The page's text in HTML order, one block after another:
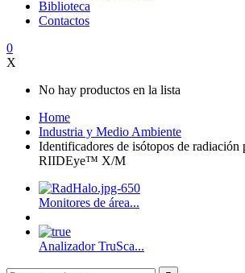
Biblioteca
Contactos
0
X
No hay productos en la lista
Home
Industria y Medio Ambiente
Identificadores de isótopos de radiación
RIIDEye™ X/M
Monitores de área...
Analizador TruSca...